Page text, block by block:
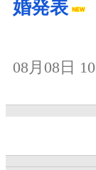
婚発表
08月08日